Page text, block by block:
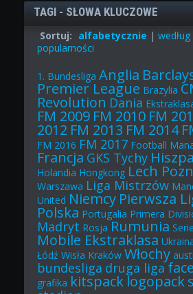
TAGI - SŁOWA KLUCZOWE
Sortuj: alfabetycznie |według
popularności
1. Bundesliga Anglia
Premier League Brazylia
Revolution Dania
FM 2009 FM 2010 FM
2012 FM 2013 FM 2014
FM 2016 FM 2017 Football
Francja GKS Tychy
Holandia Hongkong Lech
Warszawa Liga Mistrzów
United Niemcy Pierwsza
Polska Portugalia Primera
Madryt Rosja Rumunia
Mobile Ekstraklasa
Łódź Wisła Kraków Włochy
bundesliga druga liga
grafika kitspacklogopack